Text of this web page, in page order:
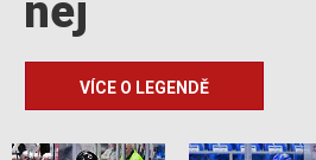
něj
VÍCE O LEGENDĚ